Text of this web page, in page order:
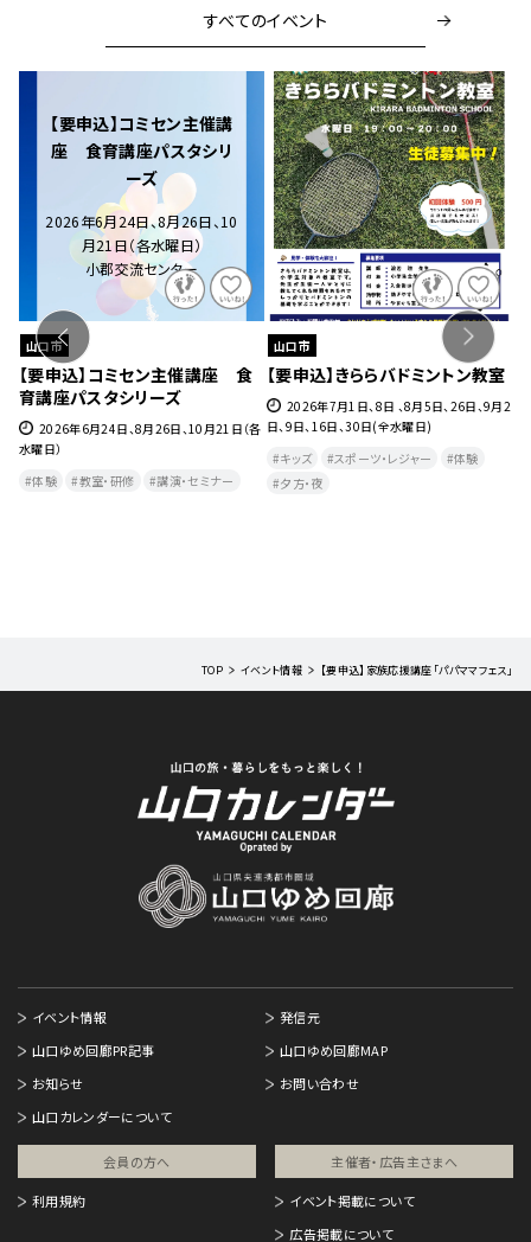
すべてのイベント
ン教室
日、9月2
体験
山口市
【要申込】はじめてヨガ＆ストレッ
チ教室（7月～9月）
2026年7月2日、9日、16日、23日、30日、8
【要申込】きららサッカースク
（7月～9月）
2026年7月2日、9日、23日、30日、8
日)
TOP イベント情報 【要申込】家族応援講座「パパママフェス」
イベント情報
発信元
山口ゆめ回廊PR記事
山口ゆめ回廊MAP
お知らせ
お問い合わせ
山口カレンダーについて
会員の方へ
利用規約
主催者・広告主さまへ​
イベント掲載について
広告掲載について